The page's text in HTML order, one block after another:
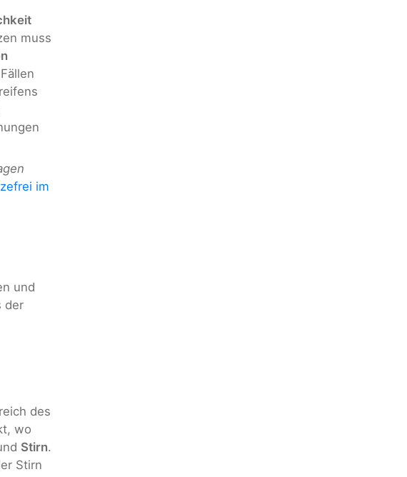
muss
im
und
der
des
wo
Stirn.
Stirn